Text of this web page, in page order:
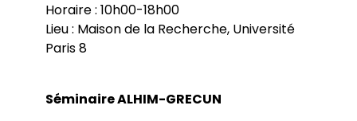
Horaire : 10h00-18h00
Lieu : Maison de la Recherche, Université
Paris 8
Séminaire ALHIM-GRECUN